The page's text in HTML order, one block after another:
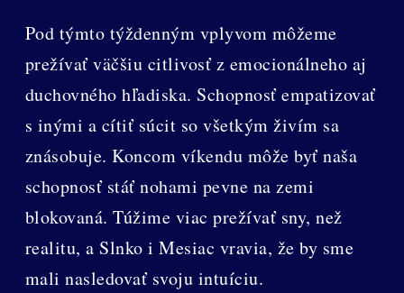
Pod týmto týždenným vplyvom môžeme
prežívať väčšiu citlivosť z emocionálneho aj
duchovného hľadiska. Schopnosť empatizovať
s inými a cítiť súcit so všetkým živím sa
znásobuje. Koncom víkendu môže byť naša
schopnosť stáť nohami pevne na zemi
blokovaná. Túžime viac prežívať sny, než
realitu, a Slnko i Mesiac vravia, že by sme
mali nasledovať svoju intuíciu.